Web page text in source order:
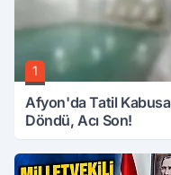
1
Afyon'da Tatil Kabusa
Döndü, Acı Son!